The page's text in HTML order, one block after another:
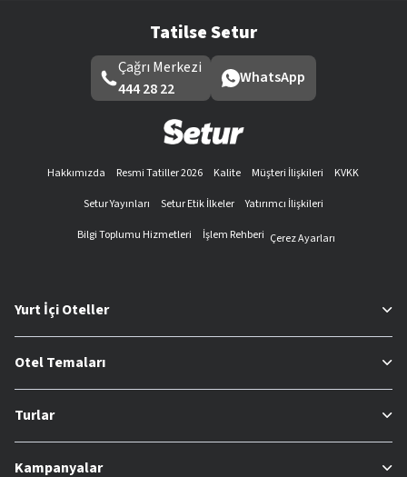
Tatilse Setur
Çağrı Merkezi
444 28 22
WhatsApp
Hakkımızda Resmi Tatiller 2026 Kalite Müşteri İlişkileri
KVKK
Setur Yayınları
Setur Etik İlkeler
Yatırımcı İlişkileri
Bilgi Toplumu Hizmetleri
İşlem Rehberi Çerez Ayarları
Yurt İçi Oteller
Otel Temaları
Turlar
Kampanyalar